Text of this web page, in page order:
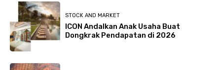
STOCK AND MARKET
ICON Andalkan Anak Usaha Buat
Dongkrak Pendapatan di 2026